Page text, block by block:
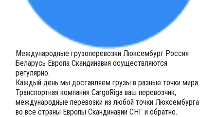
Международные грузоперевозки Люксембург Россия
Беларусь Европа Скандинавия осуществляются
регулярно.
Каждый день мы доставляем грузы в разные точки мира.
Транспортная компания CargoRiga ваш перевозчик,
международные перевозки из любой точки Люксембурга
во все страны Европы Скандинавии СНГ и обратно.